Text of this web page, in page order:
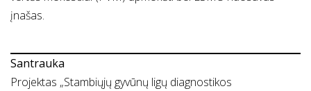
įnašas.
Santrauka
Projektas „Stambiųjų gyvūnų ligų diagnostikos